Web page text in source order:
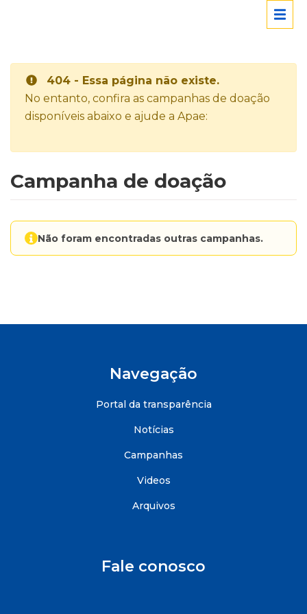
404 - Essa página não existe.
No entanto, confira as campanhas de doação
disponíveis abaixo e ajude a Apae:
Campanha de doação
Não foram encontradas outras campanhas.
Navegação
Portal da transparência
Notícias
Campanhas
Videos
Arquivos
Fale conosco